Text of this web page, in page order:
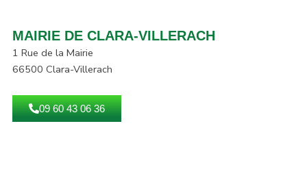
MAIRIE DE CLARA-VILLERACH
1 Rue de la Mairie
66500 Clara-Villerach
09 60 43 06 36